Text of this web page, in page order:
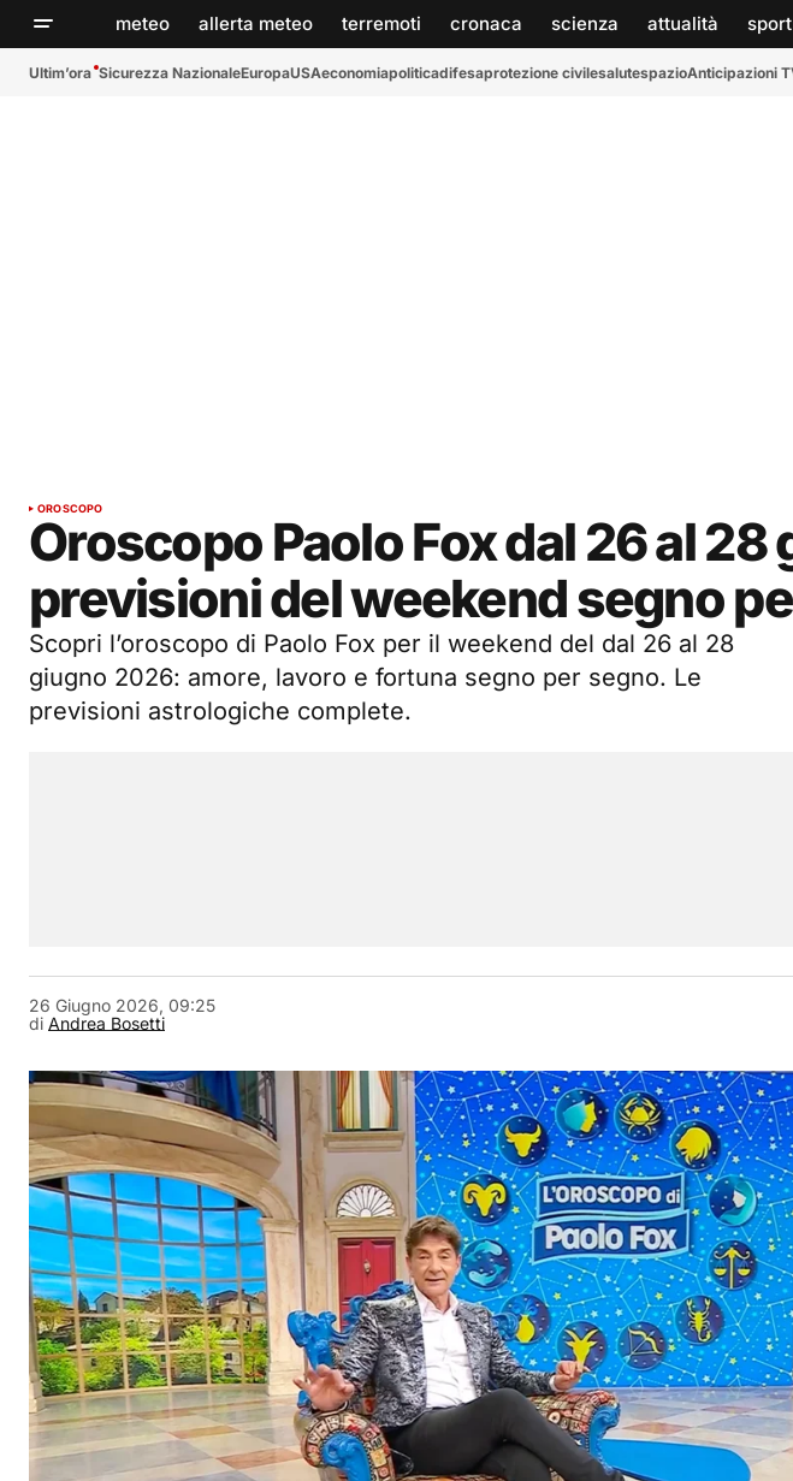
meteo allerta meteo terremoti cronaca scienza attualità sport
Ultim’ora Sicurezza NazionaleEuropaUSAeconomiapoliticadifesaprotezione civilesalutespazioAnticipazioni
OROSCOPO
Oroscopo Paolo Fox dal 26 al
previsioni del weekend segno
Scopri l’oroscopo di Paolo Fox per il weekend del dal 26 al 28
giugno 2026: amore, lavoro e fortuna segno per segno. Le
previsioni astrologiche complete.
di Andrea Bosetti
26 Giugno 2026, 09:25